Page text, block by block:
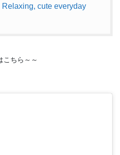
cute everyday
こちら～～